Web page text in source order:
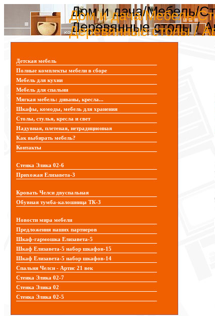
Дом и дача/Мебель/
Деревянные столы /
Дом и дача/Мебель/
Деревянные столы /
Детская мебель
Полные комплекты мебели в сборе
Мебель для кухни
Мебель для спальни
Мягкая мебель: диваны, кресла...
Шкафы, комоды, мебель для хранения
Столы, стулья, кресла и свет
Надувная, плетеная, нетрадиционная
Как выбирать мебель?
Контакты
Стенка Элика 02-6
Прихожая Елизавета-3
Кровать Челси двуспальная
Обувная тумба-калошница ТК-3
Новости мира мебели
Предложения наших партнеров
Шкаф-гармошка Елизавета-5
Шкаф Елизавета-5 набор шкафов-15
Шкаф Елизавета-5 набор шкафов-14
Спальня Челси - Артис 21 век
Стенка Элика 02-7
Стенка Элика 02
Стенка Элика 02-5